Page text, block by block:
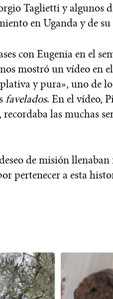
Taglietti y algunos
en Uganda y de
con Eugenia en el
mostró un vídeo en
y pura», uno de
favelados. En el vídeo,
las muchas
de misión
pertenecer a esta